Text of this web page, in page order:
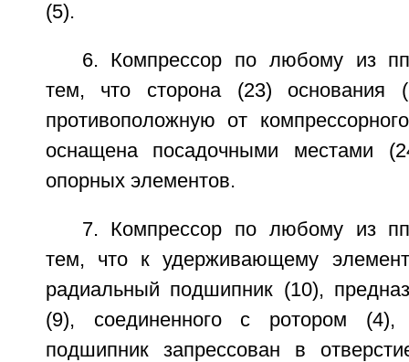
(5).
6. Компрессор по любому из
тем, что сторона (23) основания
противоположную от
оснащена посадочными местами
опорных элементов.
7. Компрессор по любому из
тем, что к удерживающему
радиальный подшипник (10),
(9), соединенного с ротором (4),
подшипник запрессован в